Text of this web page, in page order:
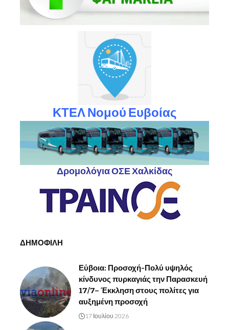
ΚΤΕΛ Νομού Ευβοίας
Δρομολόγια ΟΣΕ Χαλκίδας
ΔΗΜΟΦΙΛΗ
Εύβοια: Προσοχή-Πολύ υψηλός
κίνδυνος πυρκαγιάς την Παρασκευή
17/7– Έκκληση στους πολίτες για
αυξημένη προσοχή
17 Ιουλίου 2026